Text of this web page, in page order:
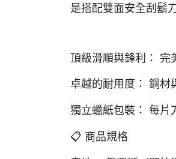
是搭配雙面安全刮鬍
頂級滑順與鋒利： 完
卓越的耐用度： 鋼材
獨立蠟紙包裝： 每片
📋 商品規格